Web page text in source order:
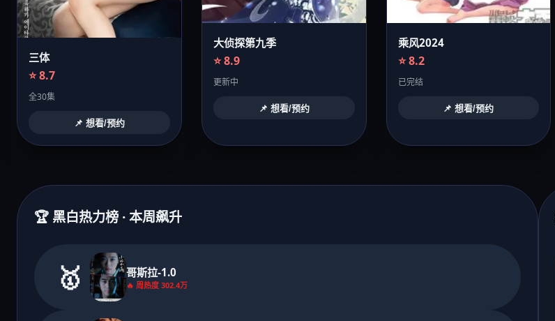
三体
⭐ 8.7
全30集
📌 想看/预约
大侦探第九季
⭐ 8.9
更新中
📌 想看/预约
乘风2024
⭐ 8.2
已完结
📌 想看/预约
🏆 黑白热力榜 · 本周飙升
🥇 哥斯拉-1.0
🔥 周热度 302.4万